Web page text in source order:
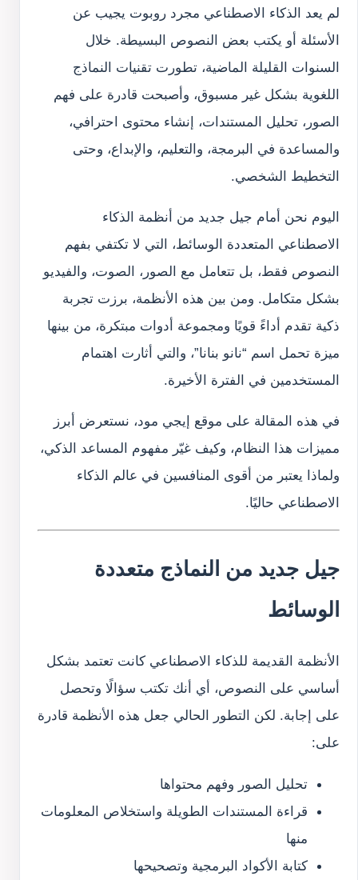
لم يعد الذكاء الاصطناعي مجرد روبوت يجيب عن
الأسئلة أو يكتب بعض النصوص البسيطة. خلال
السنوات القليلة الماضية، تطورت تقنيات النماذج
اللغوية بشكل غير مسبوق، وأصبحت قادرة على فهم
الصور، تحليل المستندات، إنشاء محتوى احترافي،
والمساعدة في البرمجة، والتعليم، والإبداع، وحتى
التخطيط الشخصي.
اليوم نحن أمام جيل جديد من أنظمة الذكاء
الاصطناعي المتعددة الوسائط، التي لا تكتفي بفهم
النصوص فقط، بل تتعامل مع الصور، الصوت، والفيديو
بشكل متكامل. ومن بين هذه الأنظمة، برزت تجربة
ذكية تقدم أداءً قويًا ومجموعة أدوات مبتكرة، من بينها
ميزة تحمل اسم “نانو بنانا”، والتي أثارت اهتمام
المستخدمين في الفترة الأخيرة.
في هذه المقالة على موقع إيجي مود، نستعرض أبرز
مميزات هذا النظام، وكيف غيّر مفهوم المساعد الذكي،
ولماذا يعتبر من أقوى المنافسين في عالم الذكاء
الاصطناعي حاليًا.
جيل جديد من النماذج متعددة
الوسائط
الأنظمة القديمة للذكاء الاصطناعي كانت تعتمد بشكل
أساسي على النصوص، أي أنك تكتب سؤالًا وتحصل
على إجابة. لكن التطور الحالي جعل هذه الأنظمة قادرة
على:
تحليل الصور وفهم محتواها
قراءة المستندات الطويلة واستخلاص المعلومات
منها
كتابة الأكواد البرمجية وتصحيحها